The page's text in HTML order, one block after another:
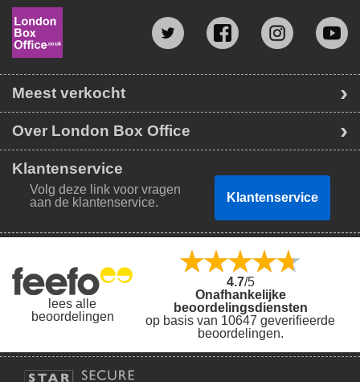
Meest verkocht
Over London Box Office
Klantenservice
Volg deze link voor vragen
aan de klantenservice.
Klantenservice
lees alle
beoordelingen
4.7/5
Onafhankelijke
beoordelingsdiensten
op basis van 10647 geverifieerde
beoordelingen.